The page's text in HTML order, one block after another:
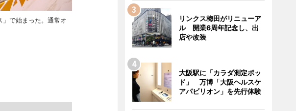
」で始まった。通常オ
リンクス梅田がリニューア
ル 開業6周年記念し、出
店や改装
大阪駅に「カラダ測定ポッ
ド」 万博「大阪ヘルスケ
アパビリオン」を先行体験